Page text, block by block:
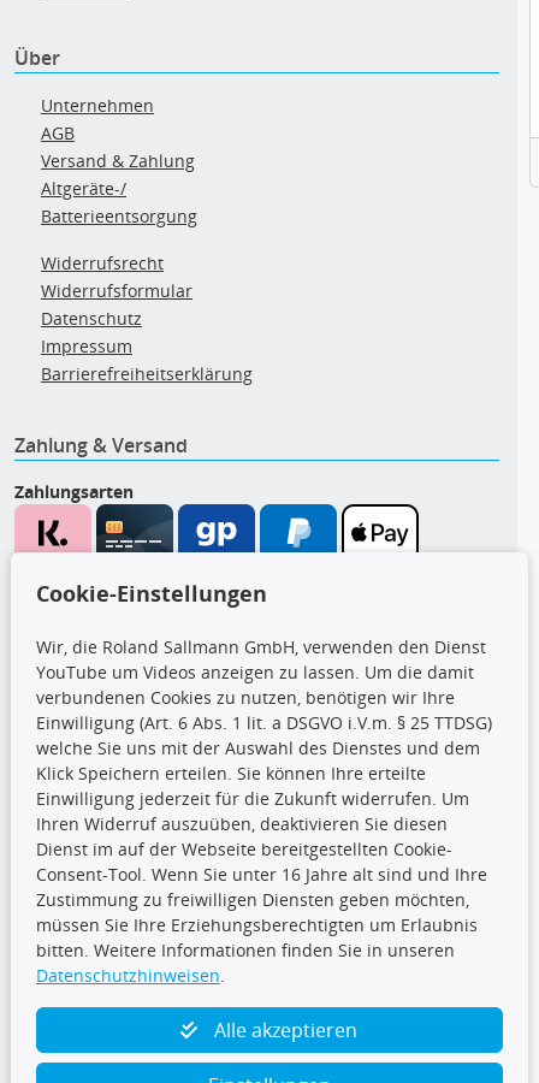
Über
Unternehmen
AGB
Versand & Zahlung
Altgeräte-/
Batterieentsorgung
Widerrufsrecht
Widerrufsformular
Datenschutz
Impressum
Barrierefreiheitserklärung
Zahlung & Versand
Zahlungsarten
CARAT Gruppe
Folge uns
TecDoc Inside
Cookie-Einstellungen
Wir, die Roland Sallmann GmbH, verwenden den Dienst
YouTube um Videos anzeigen zu lassen. Um die damit
verbundenen Cookies zu nutzen, benötigen wir Ihre
Einwilligung (Art. 6 Abs. 1 lit. a DSGVO i.V.m. § 25 TTDSG)
welche Sie uns mit der Auswahl des Dienstes und dem
Klick Speichern erteilen. Sie können Ihre erteilte
Einwilligung jederzeit für die Zukunft widerrufen. Um
Ihren Widerruf auszuüben, deaktivieren Sie diesen
Dienst im auf der Webseite bereitgestellten Cookie-
Consent-Tool. Wenn Sie unter 16 Jahre alt sind und Ihre
Zustimmung zu freiwilligen Diensten geben möchten,
müssen Sie Ihre Erziehungsberechtigten um Erlaubnis
bitten. Weitere Informationen finden Sie in unseren
Datenschutzhinweisen
Alle akzeptieren